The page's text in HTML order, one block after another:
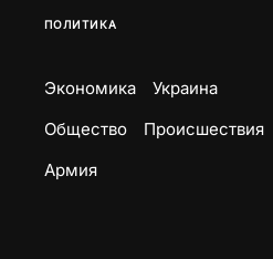
ПОЛИТИКА
Экономика
Украина
Общество
Происшествия
Армия